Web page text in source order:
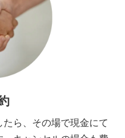
ら、その場で現金にて